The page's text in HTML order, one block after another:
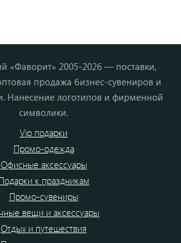
«Фаворит» 2005-2026 — поставки,
продажа бизнес-сувениров и
Нанесение логотипов и фирменной
символики.
Vip подарки
Промо-одежда
Офисные аксессуары
к праздникам
Промо-сувениры
вещи и аксессуары
Отдых и путешествия